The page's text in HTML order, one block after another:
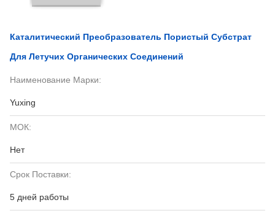
Каталитический Преобразователь Пористый Субстрат
Для Летучих Органических Соединений
Наименование Марки:
Yuxing
МОК:
Нет
Срок Поставки:
5 дней работы